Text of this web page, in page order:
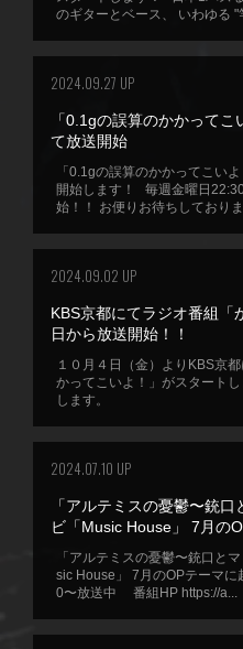
のギターとベース、 いわゆる "
2024.09.27 UP
「0.1gの誤算のかかって
て放送開始
「0.1gの誤算のかかってこい
開始します！ 毎週金曜日
始！！ お便りお待ちしており
2024.09.02 UP
KBS京都にてラジオ番組「
日から放送開始！！
１０月４日（金）よりKBS京
かってこいよ！」がスタート
します。
2024.07.10 UP
「アルテミスの憂鬱〜銃
ビ「Music House」 7月の
「アルテミスの憂鬱〜銃口と
sic House」 7月のOPテーマに
0〜放送中 番組HP https://a...